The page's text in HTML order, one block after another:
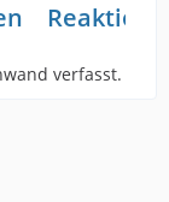
verfasst.